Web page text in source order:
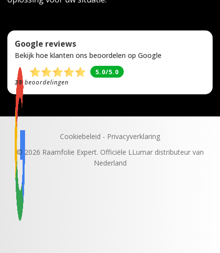
Google reviews
Bekijk hoe klanten ons beoordelen op Google
5.0/5.0
39beoordelingen
Cookiebeleid - Privacyverklaring
© 2026 Raamfolie Expert. Officiële LLumar distributeur van
Nederland